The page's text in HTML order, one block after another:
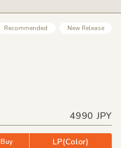
Recommended New Release
4990 JPY
Buy LP(Color)